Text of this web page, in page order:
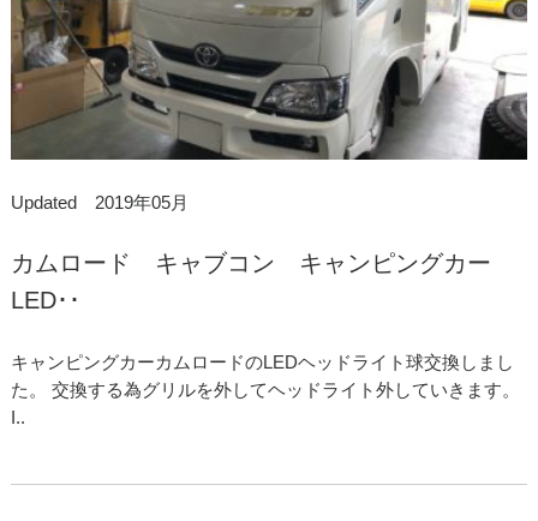
Updated 2019年05月
カムロード キャブコン キャンピングカー
LED･･
キャンピングカーカムロードのLEDヘッドライト球交換しまし
た。 交換する為グリルを外してヘッドライト外していきます。
I..